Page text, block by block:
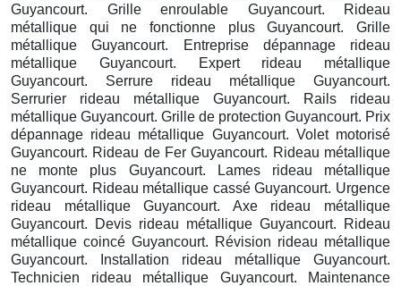
Guyancourt. Grille enroulable Guyancourt. Rideau
métallique qui ne fonctionne plus Guyancourt. Grille
métallique Guyancourt. Entreprise dépannage rideau
métallique Guyancourt. Expert rideau métallique
Guyancourt. Serrure rideau métallique Guyancourt.
Serrurier rideau métallique Guyancourt. Rails rideau
métallique Guyancourt. Grille de protection Guyancourt. Prix
dépannage rideau métallique Guyancourt. Volet motorisé
Guyancourt. Rideau de Fer Guyancourt. Rideau métallique
ne monte plus Guyancourt. Lames rideau métallique
Guyancourt. Rideau métallique cassé Guyancourt. Urgence
rideau métallique Guyancourt. Axe rideau métallique
Guyancourt. Devis rideau métallique Guyancourt. Rideau
métallique coincé Guyancourt. Révision rideau métallique
Guyancourt. Installation rideau métallique Guyancourt.
Technicien rideau métallique Guyancourt. Maintenance